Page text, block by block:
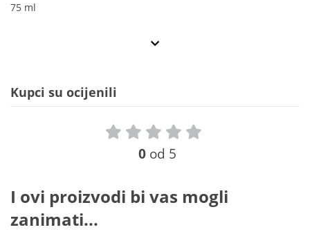
75 ml
Kupci su ocijenili
0 od 5
I ovi proizvodi bi vas mogli
zanimati...